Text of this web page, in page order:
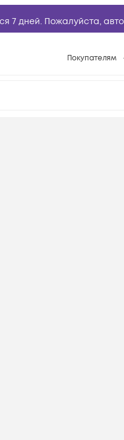
7 дней. Пожалуйста,
Покупателям